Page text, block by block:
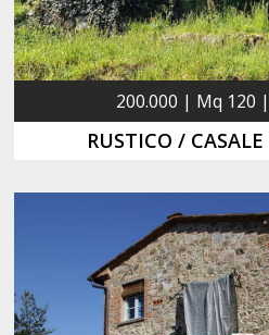
200.000 | Mq 120
RUSTICO /